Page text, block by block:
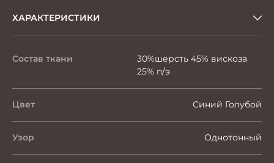
ХАРАКТЕРИСТИКИ
Состав ткани
30%шерсть 45% вискоза
25% п/э
Цвет Синий Голубой
Узор Однотонный